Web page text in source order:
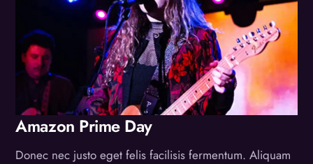
Amazon Prime Day
Donec nec justo eget felis facilisis fermentum. Aliquam